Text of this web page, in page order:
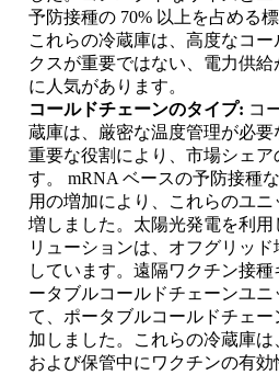
予防接種の 70% 以上を占める
これらの冷蔵庫は、高度なコ
クスが重要ではない、電力供
に人気があります。
コールドチェーンのタイプ: コ
蔵庫は、厳密な温度管理が必要
重要な役割により、市場シェア
す。 mRNA ベースの予防接種
用の増加により、これらのユニ
増しました。太陽光発電を利
リューションは、オフグリッ
しています。遠隔ワクチン接
ータブルコールドチェーンユ
て、ポータブルコールドチェー
加しました。これらの冷蔵庫
および保管中にワクチンの有